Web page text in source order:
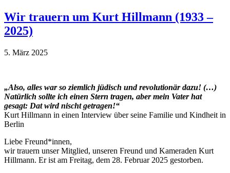
Wir trauern um Kurt Hillmann (1933 –
2025)
5. März 2025
„Also, alles war so ziemlich jüdisch und revolutionär dazu! (…)
Natürlich sollte ich einen Stern tragen, aber mein Vater hat
gesagt: Dat wird nischt getragen!“
Kurt Hillmann in einen Interview über seine Familie und Kindheit in
Berlin
Liebe Freund*innen,
wir trauern unser Mitglied, unseren Freund und Kameraden Kurt
Hillmann. Er ist am Freitag, dem 28. Februar 2025 gestorben.